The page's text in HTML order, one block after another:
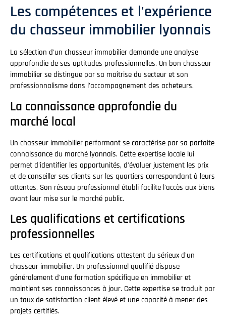
Les compétences et l'expérience
du chasseur immobilier lyonnais
La sélection d'un chasseur immobilier demande une analyse
approfondie de ses aptitudes professionnelles. Un bon chasseur
immobilier se distingue par sa maîtrise du secteur et son
professionnalisme dans l'accompagnement des acheteurs.
La connaissance approfondie du
marché local
Un chasseur immobilier performant se caractérise par sa parfaite
connaissance du marché lyonnais. Cette expertise locale lui
permet d'identifier les opportunités, d'évaluer justement les prix
et de conseiller ses clients sur les quartiers correspondant à leurs
attentes. Son réseau professionnel établi facilite l'accès aux biens
avant leur mise sur le marché public.
Les qualifications et certifications
professionnelles
Les certifications et qualifications attestent du sérieux d'un
chasseur immobilier. Un professionnel qualifié dispose
généralement d'une formation spécifique en immobilier et
maintient ses connaissances à jour. Cette expertise se traduit par
un taux de satisfaction client élevé et une capacité à mener des
projets certifiés.